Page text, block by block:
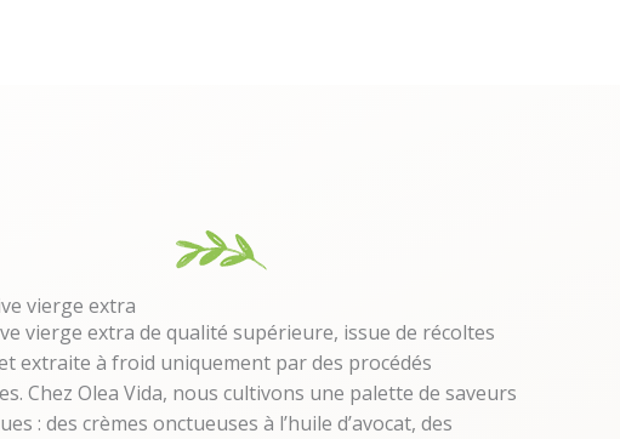
vierge extra
vierge extra de qualité supérieure, issue de récoltes
extraite à froid uniquement par des procédés
Chez Olea Vida, nous cultivons une palette de saveurs
: des crèmes onctueuses à l’huile d’avocat, des